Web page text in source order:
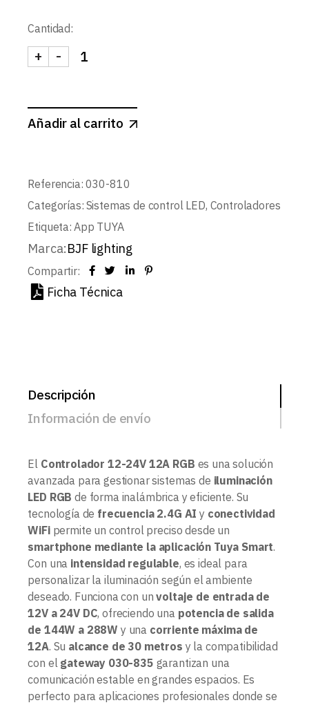
Cantidad:
CONTROLADOR 12-24V 12A RGB cantidad
-
+
Añadir al carrito
Referencia: 030-810
Categorías: Sistemas de control LED, Controladores
Etiqueta: App TUYA
Marca:BJF lighting
Compartir:
Ficha Técnica
Descripción
Información de envío
El Controlador 12-24V 12A RGB es una solución
avanzada para gestionar sistemas de iluminación
LED RGB de forma inalámbrica y eficiente. Su
tecnología de frecuencia 2.4G AI y conectividad
WiFipermite un control preciso desde un
smartphone mediante la aplicación Tuya Smart.
Con una intensidad regulable, es ideal para
personalizar la iluminación según el ambiente
deseado. Funciona con unvoltaje de entrada de
12V a 24V DC, ofreciendo una potencia de salida
de 144W a 288W y una corriente máxima de
12A. Su alcance de 30 metros y la compatibilidad
con el gateway 030-835 garantizan una
comunicación estable en grandes espacios. Es
perfecto para aplicaciones profesionales donde se